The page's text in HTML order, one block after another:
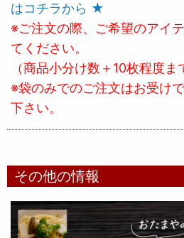
はコチラから ★
※ご注文の際、ご希望のアイ
てください。
（商品小分け数＋10枚程度ま
※袋のみでのご注文はお受け
下さい。
その他の情報